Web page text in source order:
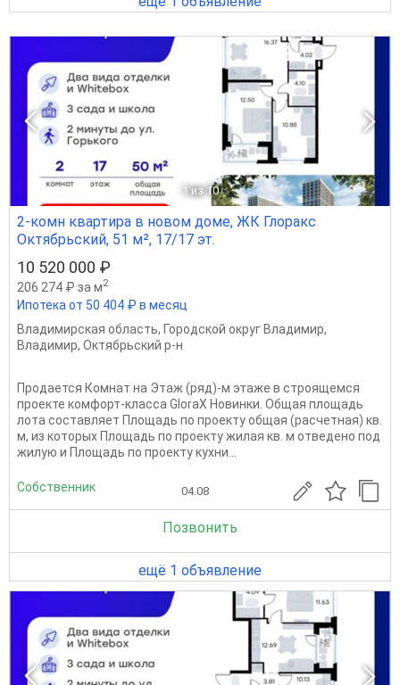
1 из 10
2-комн квартира в новом доме, ЖК Глоракс
Октябрьский, 51 м², 17/17 эт.
10 520 000 ₽
206 274 ₽ за м2
Ипотека от 50 404 ₽ в месяц
Владимирская область, Городской округ Владимир,
Владимир, Октябрьский р-н
Продается Комнат на Этаж (ряд)-м этаже в строящемся
проекте комфорт-класса GloraX Новинки. Общая площадь
лота составляет Площадь по проекту общая (расчетная) кв.
м, из которых Площадь по проекту жилая кв. м отведено под
жилую и Площадь по проекту кухни...
Собственник 04.08
Позвонить
ещё 1 объявление